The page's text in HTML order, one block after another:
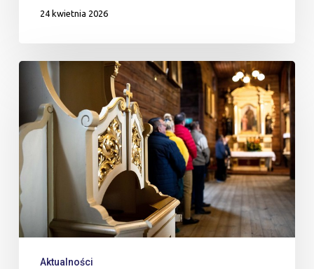
24 kwietnia 2026
Spowiedź
Wielkanocna
Aktualności